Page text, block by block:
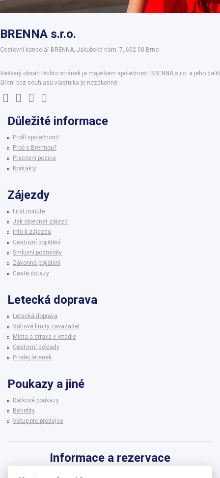
BRENNA s.r.o.
Cestovní kancelář BRENNA, Jakubské nám. 7, 602 00 Brno
Veškerý obsah těchto stránek je majetkem společnosti BRENNA s.r.o. a jeho další
šíření bez souhlasu vlastníka je nezákonné.
Důležité informace
Profil společnosti
Proč s Brennou?
Pracovní pozice
Kontakty
Zájezdy
First minute
Jak objednat zájezd
Info k zájezdu
Cestovní pojištění
Smluvní podmínky
Zákonné pojištění
Časté dotazy
Letecká doprava
Letecká doprava
Váhové limity zavazadel
Místa a strava v letadle
Cestovní doklady
Prodej letenek
Poukazy a jiné
Dárkové poukazy
Benefity
Vstup pro prodejce
Informace a rezervace